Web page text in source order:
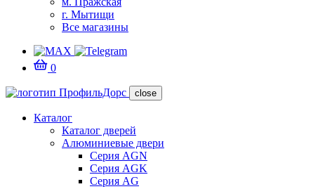
г. Мытищи
Все магазины
0
close
Каталог
Каталог дверей
Алюминиевые двери
Серия AGN
Серия AGK
Серия AG